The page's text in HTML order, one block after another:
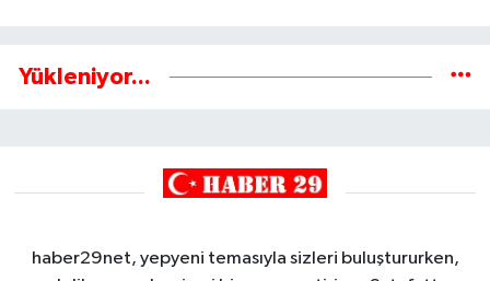
Yükleniyor...
haber29net, yepyeni temasıyla sizleri buluştururken,